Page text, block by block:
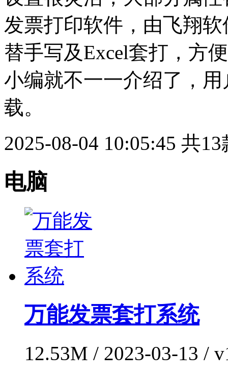
发票打印软件，由飞翔
替手写及Excel套打，方
小编就不一一介绍了，
载。
2025-08-04 10:05:45 共13
电脑
万能发票套打系统
12.53M / 2023-03-13 /